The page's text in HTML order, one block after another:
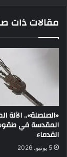
مقالات ذات
«الصلصلة».. الآلة
المقدسة في
القدماء
5 يونيو، 2026